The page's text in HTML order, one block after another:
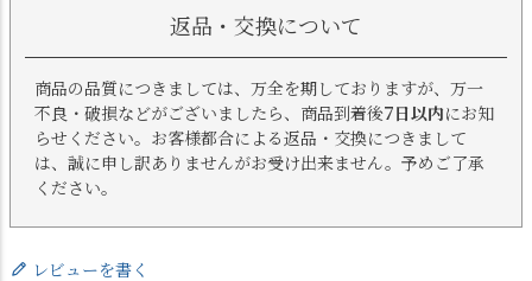
返品・交換について
商品の品質につきましては、万全を期しておりますが、万一
不良・破損などがございましたら、商品到着後7日以内にお知
らせください。お客様都合による返品・交換につきまして
は、誠に申し訳ありませんがお受け出来ません。予めご了承
ください。
レビューを書く